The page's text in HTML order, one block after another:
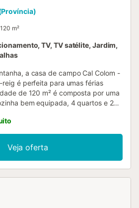
120 m²
TV, TV satélite, Jardim,
a casa de campo Cal Colom -
reig é perfeita para umas férias
de 120 m² é composta por uma
bem equipada, 4 quartos e 2
10 pessoas. As comodidades
Fi de alta velocidade (adequado
uma televisão, uma ventoinha e
roupa. Além disso, uma mesa de
de ginástica também são
Veja oferta